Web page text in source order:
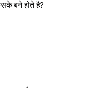
बने होते है?